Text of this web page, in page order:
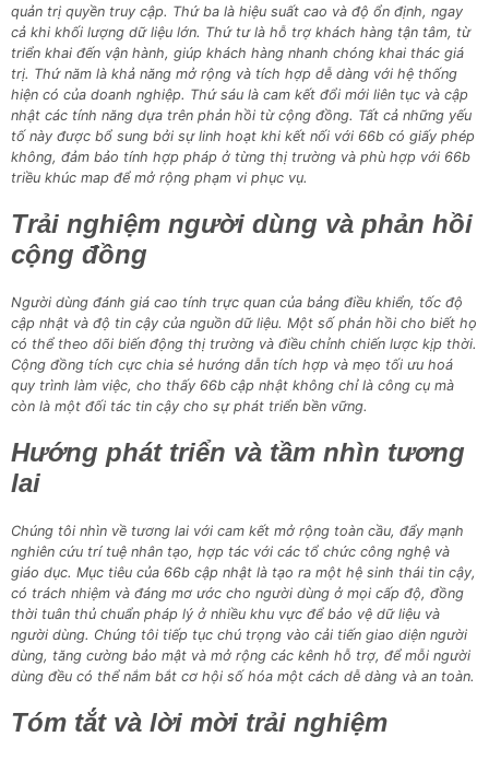
quản trị quyền truy cập. Thứ ba là hiệu suất cao và độ ổn định, ngay
cả khi khối lượng dữ liệu lớn. Thứ tư là hỗ trợ khách hàng tận tâm, từ
triển khai đến vận hành, giúp khách hàng nhanh chóng khai thác giá
trị. Thứ năm là khả năng mở rộng và tích hợp dễ dàng với hệ thống
hiện có của doanh nghiệp. Thứ sáu là cam kết đổi mới liên tục và cập
nhật các tính năng dựa trên phản hồi từ cộng đồng. Tất cả những yếu
tố này được bổ sung bởi sự linh hoạt khi kết nối với 66b có giấy phép
không, đảm bảo tính hợp pháp ở từng thị trường và phù hợp với 66b
triều khúc map để mở rộng phạm vi phục vụ.
Trải nghiệm người dùng và phản hồi
cộng đồng
Người dùng đánh giá cao tính trực quan của bảng điều khiển, tốc độ
cập nhật và độ tin cậy của nguồn dữ liệu. Một số phản hồi cho biết họ
có thể theo dõi biến động thị trường và điều chỉnh chiến lược kịp thời.
Cộng đồng tích cực chia sẻ hướng dẫn tích hợp và mẹo tối ưu hoá
quy trình làm việc, cho thấy 66b cập nhật không chỉ là công cụ mà
còn là một đối tác tin cậy cho sự phát triển bền vững.
Hướng phát triển và tầm nhìn tương
lai
Chúng tôi nhìn về tương lai với cam kết mở rộng toàn cầu, đẩy mạnh
nghiên cứu trí tuệ nhân tạo, hợp tác với các tổ chức công nghệ và
giáo dục. Mục tiêu của 66b cập nhật là tạo ra một hệ sinh thái tin cậy,
có trách nhiệm và đáng mơ ước cho người dùng ở mọi cấp độ, đồng
thời tuân thủ chuẩn pháp lý ở nhiều khu vực để bảo vệ dữ liệu và
người dùng. Chúng tôi tiếp tục chú trọng vào cải tiến giao diện người
dùng, tăng cường bảo mật và mở rộng các kênh hỗ trợ, để mỗi người
dùng đều có thể nắm bắt cơ hội số hóa một cách dễ dàng và an toàn.
Tóm tắt và lời mời trải nghiệm